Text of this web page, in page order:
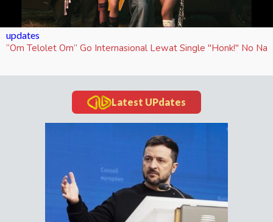
updates
“Om Telolet Om” Go Internasional Lewat Single "Honk!" No Na
Latest UPdates